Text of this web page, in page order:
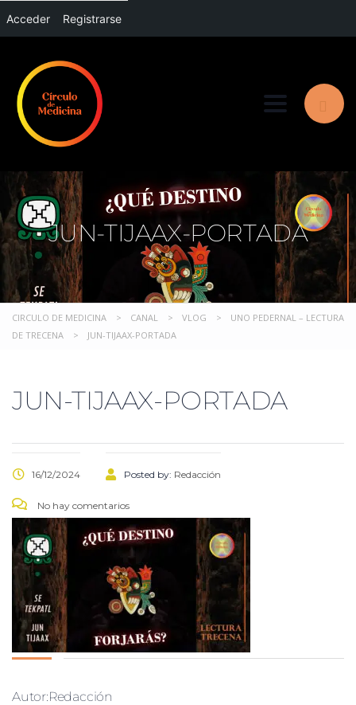
Acceder Registrarse
Toggle
JUN-TIJAAX-PORTADA
CIRCULO DE MEDICINA > CANAL > VLOG >
UNO PEDERNAL – LECTURA
DE TRECENA
> JUN-TIJAAX-PORTADA
JUN-TIJAAX-PORTADA
16/12/2024 Posted by: Redacción
No hay comentarios
Autor:Redacción